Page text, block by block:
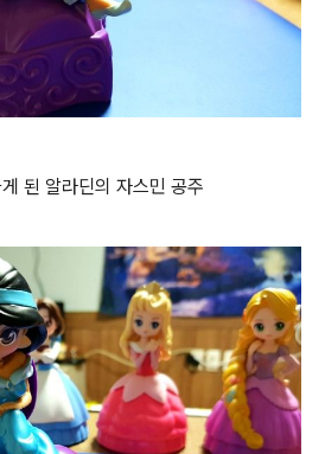
된 알라딘의 자스민 공주